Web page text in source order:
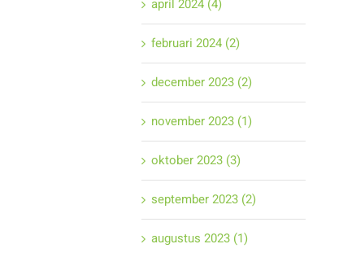
april 2024 (4)
februari 2024 (2)
december 2023 (2)
november 2023 (1)
oktober 2023 (3)
september 2023 (2)
augustus 2023 (1)